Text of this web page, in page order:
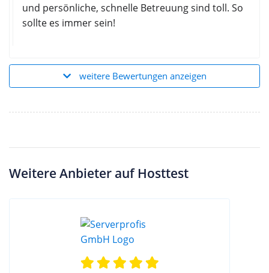
und persönliche, schnelle Betreuung sind toll. So
sollte es immer sein!
weitere Bewertungen anzeigen
Weitere Anbieter auf Hosttest